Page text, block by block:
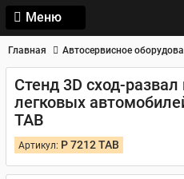
Меню
Главная Автосервисное
Стенд 3D сход-
легковых
TAB
Артикул: P 7212 TAB